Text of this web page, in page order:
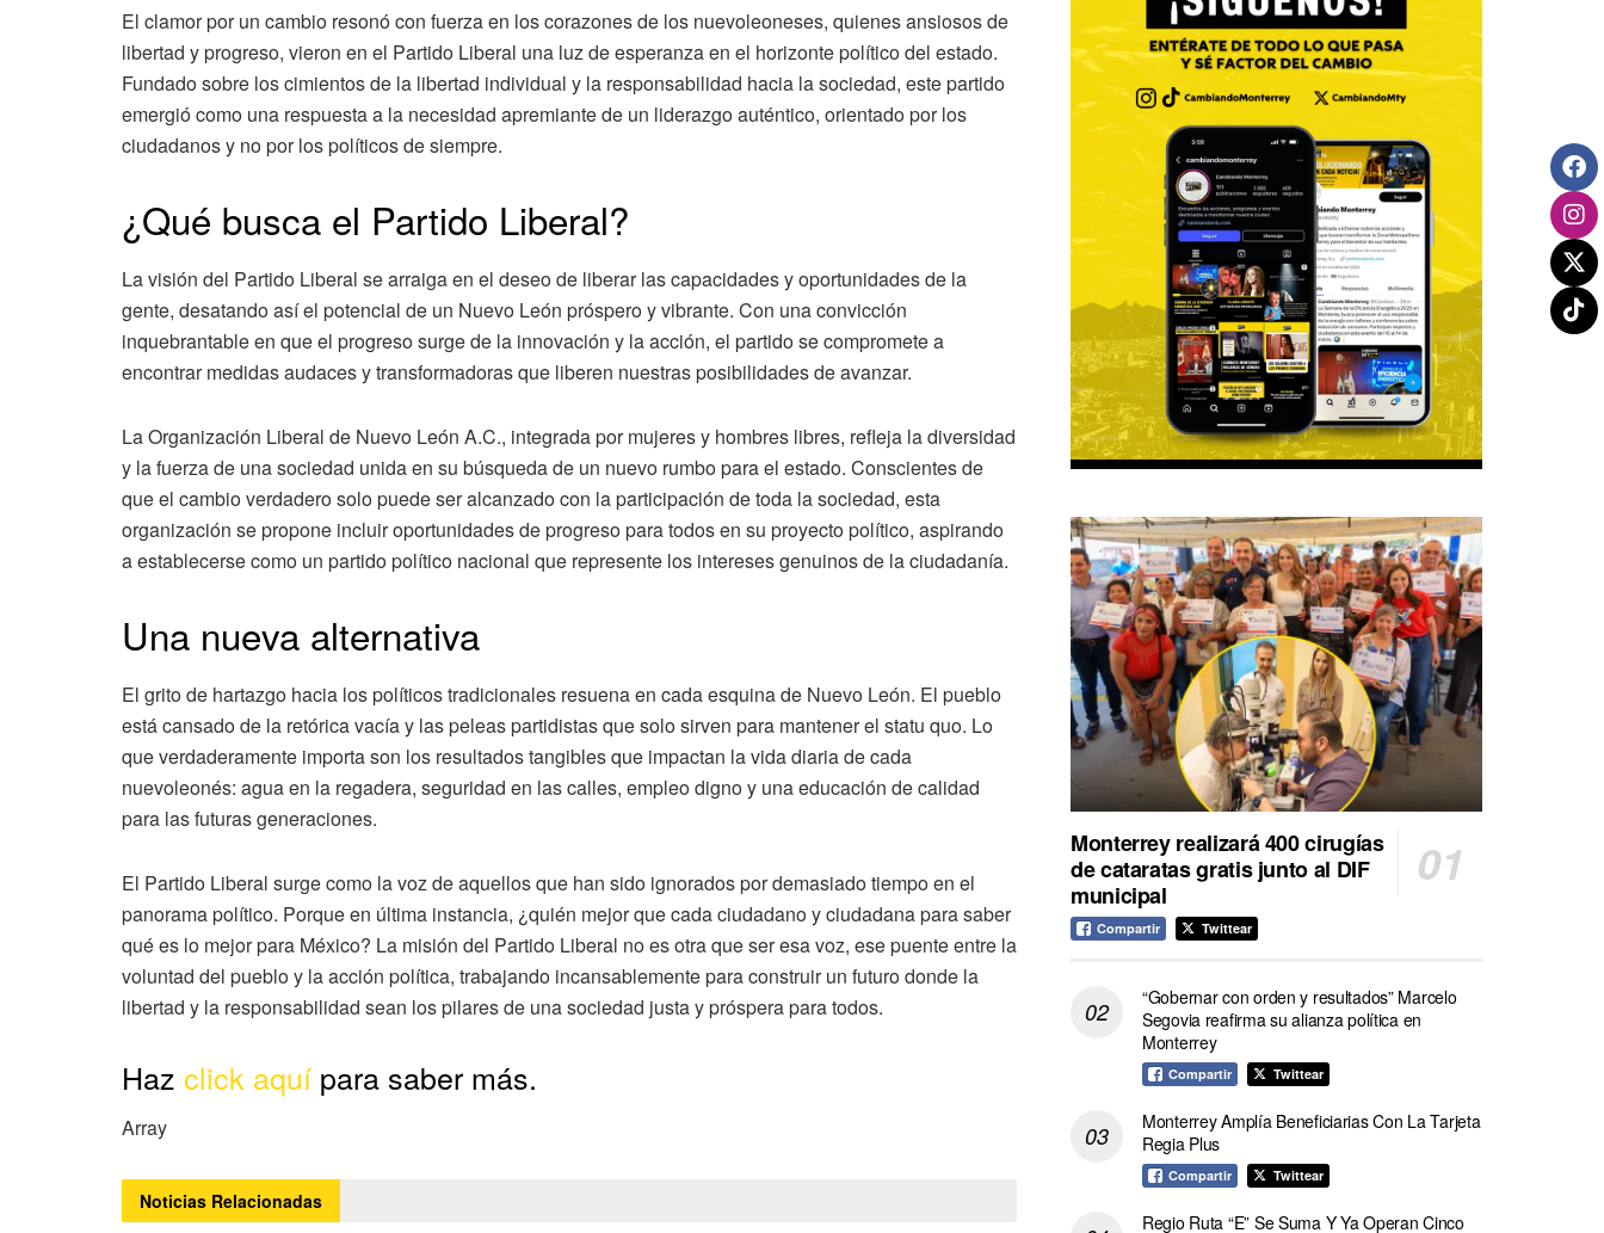
El clamor por un cambio resonó con fuerza en los corazones de los nuevoleoneses, quienes ansiosos de
libertad y progreso, vieron en el Partido Liberal una luz de esperanza en el horizonte político del estado.
Fundado sobre los cimientos de la libertad individual y la responsabilidad hacia la sociedad, este partido
emergió como una respuesta a la necesidad apremiante de un liderazgo auténtico, orientado por los
ciudadanos y no por los políticos de siempre.
¿Qué busca el Partido Liberal?
La visión del Partido Liberal se arraiga en el deseo de liberar las capacidades y oportunidades de la
gente, desatando así el potencial de un Nuevo León próspero y vibrante. Con una convicción
inquebrantable en que el progreso surge de la innovación y la acción, el partido se compromete a
encontrar medidas audaces y transformadoras que liberen nuestras posibilidades de avanzar.
La Organización Liberal de Nuevo León A.C., integrada por mujeres y hombres libres, refleja la diversidad
y la fuerza de una sociedad unida en su búsqueda de un nuevo rumbo para el estado. Conscientes de
que el cambio verdadero solo puede ser alcanzado con la participación de toda la sociedad, esta
organización se propone incluir oportunidades de progreso para todos en su proyecto político, aspirando
a establecerse como un partido político nacional que represente los intereses genuinos de la ciudadanía.
Una nueva alternativa
El grito de hartazgo hacia los políticos tradicionales resuena en cada esquina de Nuevo León. El pueblo
está cansado de la retórica vacía y las peleas partidistas que solo sirven para mantener el statu quo. Lo
que verdaderamente importa son los resultados tangibles que impactan la vida diaria de cada
nuevoleonés: agua en la regadera, seguridad en las calles, empleo digno y una educación de calidad
para las futuras generaciones.
El Partido Liberal surge como la voz de aquellos que han sido ignorados por demasiado tiempo en el
panorama político. Porque en última instancia, ¿quién mejor que cada ciudadano y ciudadana para saber
qué es lo mejor para México? La misión del Partido Liberal no es otra que ser esa voz, ese puente entre la
voluntad del pueblo y la acción política, trabajando incansablemente para construir un futuro donde la
libertad y la responsabilidad sean los pilares de una sociedad justa y próspera para todos.
Haz click aquípara saber más.
Array
Noticias Relacionadas
Monterrey realizará 400 cirugías
de cataratas gratis junto al DIF
municipal
Compartir Twittear
“Gobernar con orden y resultados” Marcelo
Segovia reafirma su alianza política en
Monterrey
Compartir Twittear
Monterrey Amplía Beneficiarias Con La Tarjeta
Regia Plus
Compartir Twittear
Regio Ruta “E” Se Suma Y Ya Operan Cinco